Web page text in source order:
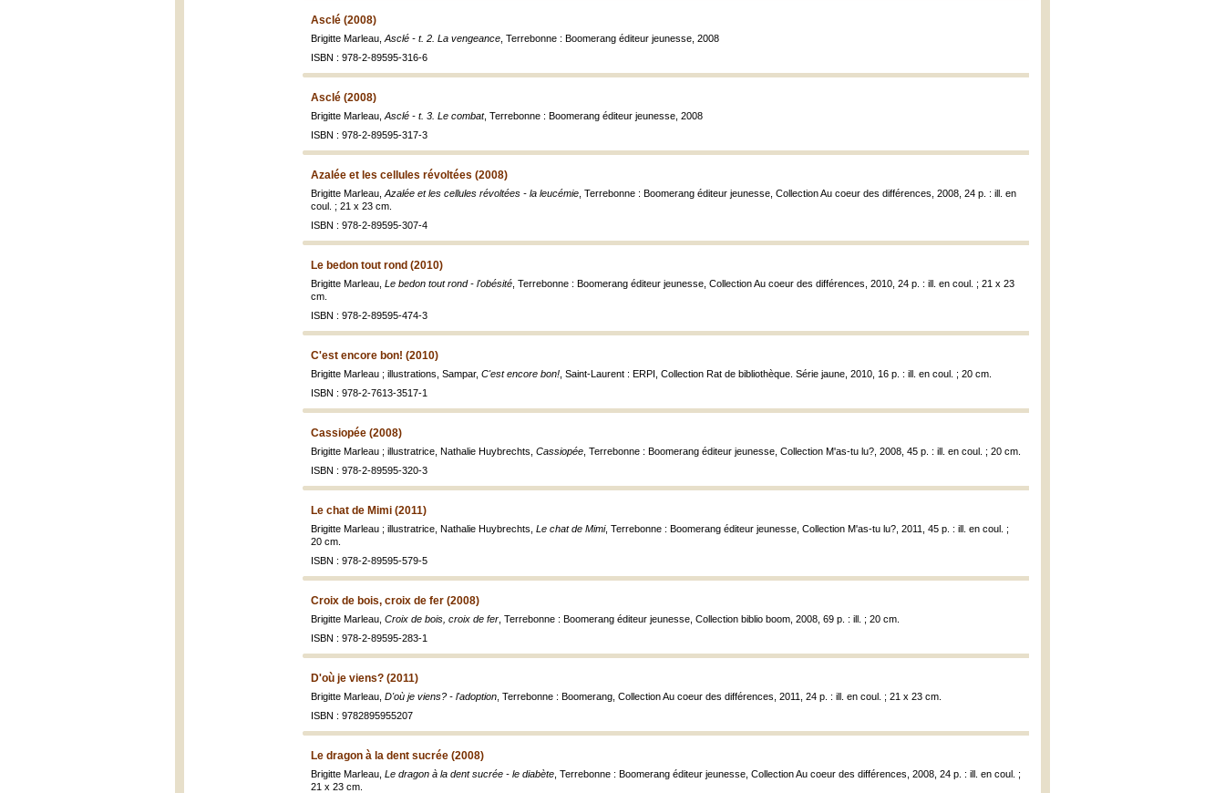
Asclé (2008)
Brigitte Marleau, Asclé - t. 2. La vengeance , Terrebonne : Boomerang éditeur jeunesse, 2008
ISBN : 978-2-89595-316-6
Asclé (2008)
Brigitte Marleau, Asclé - t. 3. Le combat, Terrebonne : Boomerang éditeur jeunesse, 2008
ISBN : 978-2-89595-317-3
Azalée et les cellules révoltées (2008)
Brigitte Marleau, Azalée et les cellules révoltées - la leucémie , Terrebonne : Boomerang éditeur jeunesse, Collection Au coeur des différences, 2008, 24 p. : ill. en
coul. ; 21 x 23 cm.
ISBN : 978-2-89595-307-4
Le bedon tout rond (2010)
Brigitte Marleau, Le bedon tout rond - l'obésité , Terrebonne : Boomerang éditeur jeunesse, Collection Au coeur des différences, 2010, 24 p. : ill. en coul. ; 21 x 23
cm.
ISBN : 978-2-89595-474-3
C'est encore bon! (2010)
Brigitte Marleau ; illustrations, Sampar, C'est encore bon! , Saint-Laurent : ERPI, Collection Rat de bibliothèque. Série jaune, 2010, 16 p. : ill. en coul. ; 20 cm.
ISBN : 978-2-7613-3517-1
Cassiopée (2008)
Brigitte Marleau ; illustratrice, Nathalie Huybrechts, Cassiopée , Terrebonne : Boomerang éditeur jeunesse, Collection M'as-tu lu?, 2008, 45 p. : ill. en coul. ; 20 cm.
ISBN : 978-2-89595-320-3
Le chat de Mimi (2011)
Brigitte Marleau ; illustratrice, Nathalie Huybrechts, Le chat de Mimi, Terrebonne : Boomerang éditeur jeunesse, Collection M'as-tu lu?, 2011, 45 p. : ill. en coul. ;
20 cm.
ISBN : 978-2-89595-579-5
Croix de bois, croix de fer (2008)
Brigitte Marleau, Croix de bois, croix de fer , Terrebonne : Boomerang éditeur jeunesse, Collection biblio boom, 2008, 69 p. : ill. ; 20 cm.
ISBN : 978-2-89595-283-1
D'où je viens? (2011)
Brigitte Marleau, D'où je viens? - l'adoption , Terrebonne : Boomerang, Collection Au coeur des différences, 2011, 24 p. : ill. en coul. ; 21 x 23 cm.
ISBN : 9782895955207
Le dragon à la dent sucrée (2008)
Brigitte Marleau, Le dragon à la dent sucrée - le diabète , Terrebonne : Boomerang éditeur jeunesse, Collection Au coeur des différences, 2008, 24 p. : ill. en coul. ;
21 x 23 cm.